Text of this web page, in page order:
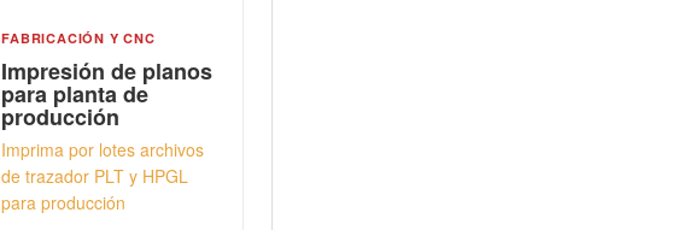
FABRICACIÓN Y CNC
Impresión de planos
para planta de
producción
Imprima por lotes archivos
de trazador PLT y HPGL
para producción